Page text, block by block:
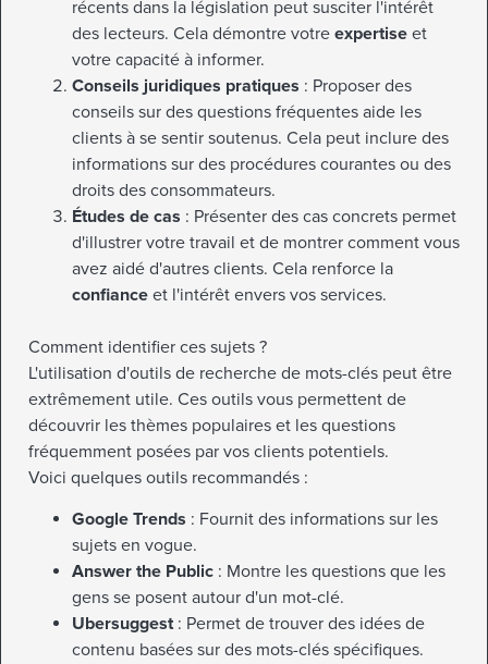
récents dans la législation peut susciter l'intérêt
des lecteurs. Cela démontre votre expertise et
votre capacité à informer.
Conseils juridiques pratiques : Proposer des
conseils sur des questions fréquentes aide les
clients à se sentir soutenus. Cela peut inclure des
informations sur des procédures courantes ou des
droits des consommateurs.
Études de cas : Présenter des cas concrets permet
d'illustrer votre travail et de montrer comment vous
avez aidé d'autres clients. Cela renforce la
confiance et l'intérêt envers vos services.
Comment identifier ces sujets ?
L'utilisation d'outils de recherche de mots-clés peut être
extrêmement utile. Ces outils vous permettent de
découvrir les thèmes populaires et les questions
fréquemment posées par vos clients potentiels.
Voici quelques outils recommandés :
Google Trends : Fournit des informations sur les
sujets en vogue.
Answer the Public : Montre les questions que les
gens se posent autour d'un mot-clé.
Ubersuggest: Permet de trouver des idées de
contenu basées sur des mots-clés spécifiques.